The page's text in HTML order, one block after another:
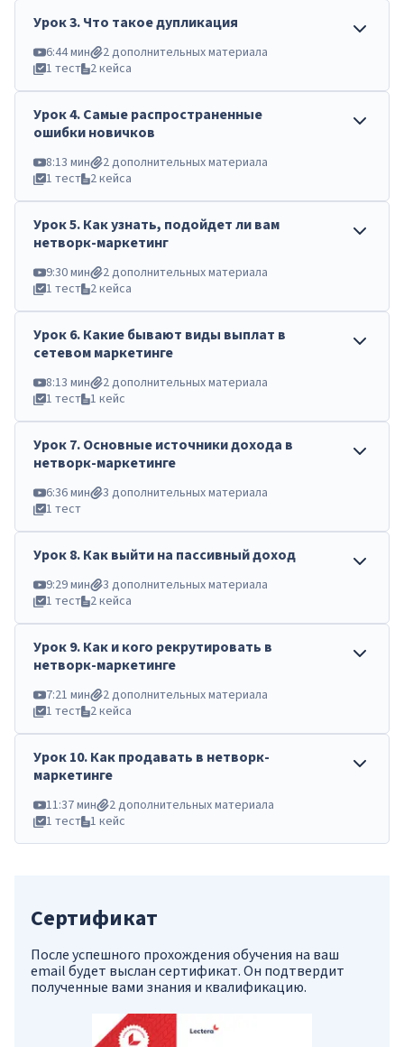
Урок3.Что такое дупликация
6:44 мин
2 дополнительных материала
1 тест 2 кейса
Урок4.Самые распространенные
ошибки новичков
8:13 мин
2 дополнительных материала
1 тест 2 кейса
Урок5.Как узнать, подойдет ли вам
нетворк-маркетинг
9:30 мин
2 дополнительных материала
1 тест 2 кейса
Урок6.Какие бывают виды выплат в
сетевом маркетинге
8:13 мин
2 дополнительных материала
1 тест 1 кейс
Урок7.Основные источники дохода в
нетворк-маркетинге
6:36 мин
3 дополнительных материала
1 тест
Урок8.Как выйти на пассивный доход
9:29 мин
3 дополнительных материала
1 тест 2 кейса
Урок9.Как и кого рекрутировать в
нетворк-маркетинге
7:21 мин
2 дополнительных материала
1 тест 2 кейса
Урок10.Как продавать в нетворк-
маркетинге
11:37 мин
2 дополнительных материала
1 тест 1 кейс
Сертификат
После успешного прохождения обучения на ваш
email будет выслан сертификат. Он подтвердит
полученные вами знания и квалификацию.